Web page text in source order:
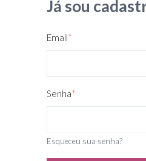
Já sou
Email*
Senha*
Esqueceu sua senha?